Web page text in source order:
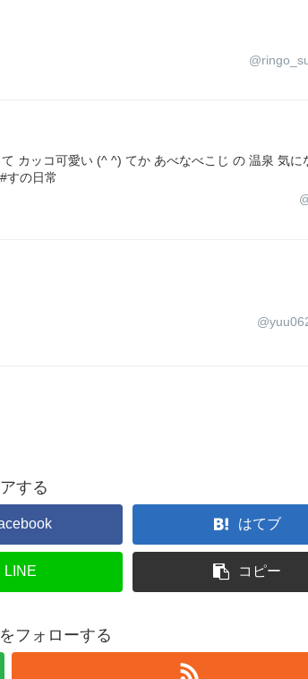
カッコ可愛い (^ ^) てか あべなべこじ の 温泉 気に
すの日常
する
はてブ
LINE コピー
フォローする